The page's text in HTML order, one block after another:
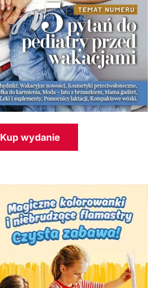
Kup wydanie